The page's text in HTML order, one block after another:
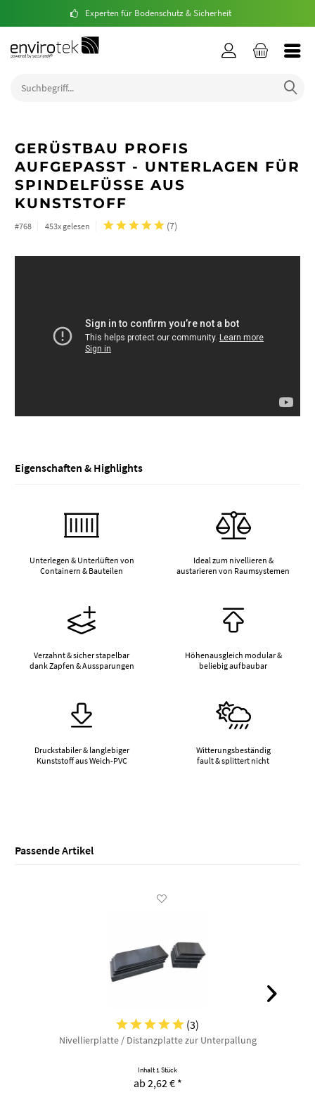
Experten für Bodenschutz & Sicherheit
GERÜSTBAU PROFIS
AUFGEPASST - UNTERLAGEN FÜR
SPINDELFÜSSE AUS K
UNSTSTOFF
#768 453x gelesen (7)
Eigenschaften & Highlights
Unterlegen & Unterlüften von
Containern & Bauteilen
Ideal zum nivellieren &
austarieren von Raumsystemen
Verzahnt & sicher stapelbar
dank Zapfen & Aussparungen
Höhenausgleich modular &
beliebig aufbaubar
Druckstabiler & langlebiger
Kunststoff aus Weich-PVC
Witterungsbeständig
fault & splittert nicht
Passende Artikel
(3)
Nivellierplatte / Distanzplatte zur Unterpallung
Inhalt1 Stück
ab 2,62 € *